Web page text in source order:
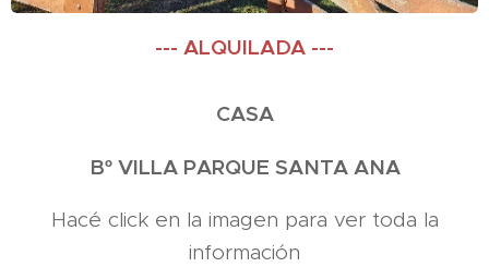
--- ALQUILADA ---
CASA
Bº VILLA PARQUE SANTA ANA
Hacé click en la imagen para ver toda la
información